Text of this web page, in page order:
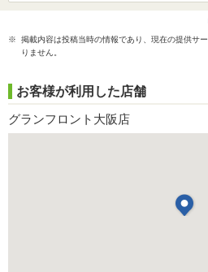
※ 掲載内容は投稿当時の情報であり、現在の提供サ
りません。
お客様が利用した店舗
グランフロント大阪店